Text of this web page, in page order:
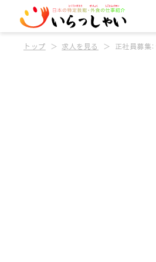
トップ 求人を見る 正社員募集